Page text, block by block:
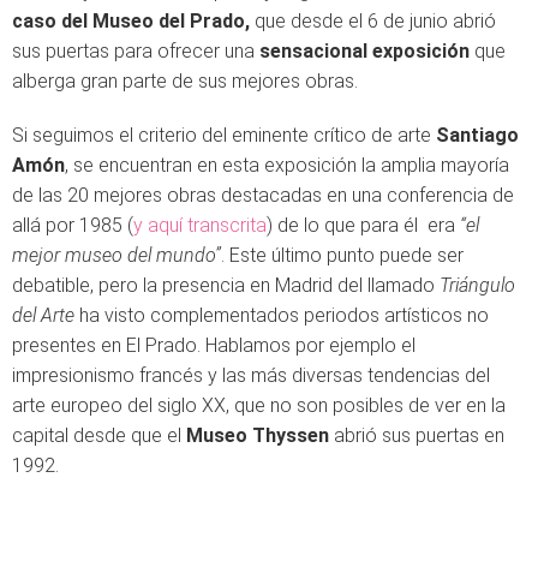
caso del Museo del Prado, que desde el 6 de junio abrió
sus puertas para ofrecer una sensacional exposición que
alberga gran parte de sus mejores obras.
Si seguimos el criterio del eminente crítico de arte Santiago
Amón, se encuentran en esta exposición la amplia mayoría
de las 20 mejores obras destacadas en una conferencia de
allá por 1985 (y aquí transcrita) de lo que para él era “el
mejor museo del mundo”. Este último punto puede ser
debatible, pero la presencia en Madrid del llamado Triángulo
del Arte ha visto complementados periodos artísticos no
presentes en El Prado. Hablamos por ejemplo el
impresionismo francés y las más diversas tendencias del
arte europeo del siglo XX, que no son posibles de ver en la
capital desde que el Museo Thyssen abrió sus puertas en
1992.